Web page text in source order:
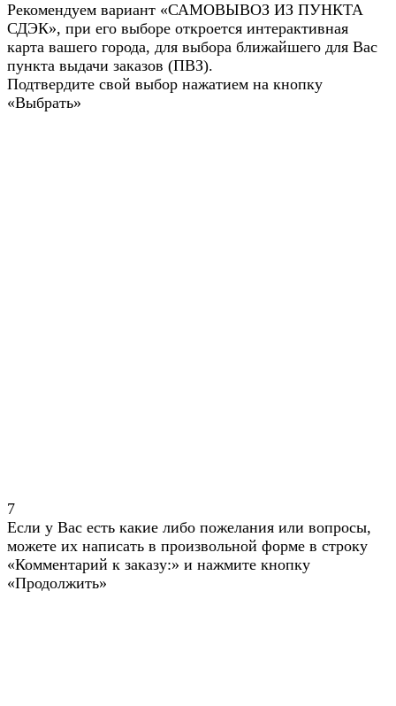
Рекомендуем вариант «САМОВЫВОЗ ИЗ ПУНКТА
СДЭК», при его выборе откроется интерактивная
карта вашего города, для выбора ближайшего для Вас
пункта выдачи заказов (ПВЗ).
Подтвердите свой выбор нажатием на кнопку
«Выбрать»
7
Если у Вас есть какие либо пожелания или вопросы,
можете их написать в произвольной форме в строку
«Комментарий к заказу:» и нажмите кнопку
«Продолжить»